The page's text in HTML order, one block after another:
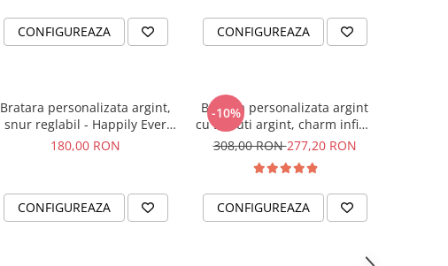
CONFIGUREAZA CONFIGUREAZA
Bratara personalizata argint,
snur reglabil - Happily Ever
After
180,00 RON
CONFIGUREAZA
-10%
Bratara personalizata argint
cu Banuti argint, charm infinit
Fairy Godmother
308,00 RON277,20 RON
CONFIGUREAZA